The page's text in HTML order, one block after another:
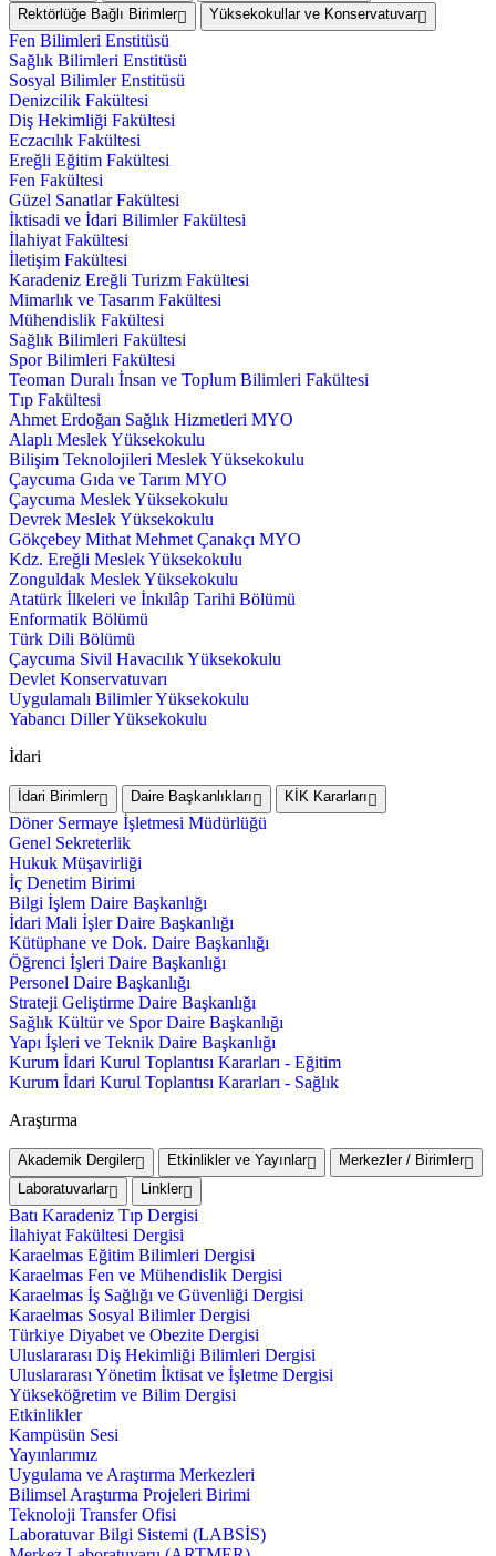
Rektörlüğe Bağlı Birimler
Yüksekokullar ve Konservatuvar
Fen Bilimleri Enstitüsü
Sağlık Bilimleri Enstitüsü
Sosyal Bilimler Enstitüsü
Denizcilik Fakültesi
Diş Hekimliği Fakültesi
Eczacılık Fakültesi
Ereğli Eğitim Fakültesi
Fen Fakültesi
Güzel Sanatlar Fakültesi
İktisadi ve İdari Bilimler Fakültesi
İlahiyat Fakültesi
İletişim Fakültesi
Karadeniz Ereğli Turizm Fakültesi
Mimarlık ve Tasarım Fakültesi
Mühendislik Fakültesi
Sağlık Bilimleri Fakültesi
Spor Bilimleri Fakültesi
Teoman Duralı İnsan ve Toplum Bilimleri Fakültesi
Tıp Fakültesi
Ahmet Erdoğan Sağlık Hizmetleri MYO
Alaplı Meslek Yüksekokulu
Bilişim Teknolojileri Meslek Yüksekokulu
Çaycuma Gıda ve Tarım MYO
Çaycuma Meslek Yüksekokulu
Devrek Meslek Yüksekokulu
Gökçebey Mithat Mehmet Çanakçı MYO
Kdz. Ereğli Meslek Yüksekokulu
Zonguldak Meslek Yüksekokulu
Atatürk İlkeleri ve İnkılâp Tarihi Bölümü
Enformatik Bölümü
Türk Dili Bölümü
Çaycuma Sivil Havacılık Yüksekokulu
Devlet Konservatuvarı
Uygulamalı Bilimler Yüksekokulu
Yabancı Diller Yüksekokulu
İdari
İdari Birimler Daire Başkanlıkları KİK Kararları
Döner Sermaye İşletmesi Müdürlüğü
Genel Sekreterlik
Hukuk Müşavirliği
İç Denetim Birimi
Bilgi İşlem Daire Başkanlığı
İdari Mali İşler Daire Başkanlığı
Kütüphane ve Dok. Daire Başkanlığı
Öğrenci İşleri Daire Başkanlığı
Personel Daire Başkanlığı
Strateji Geliştirme Daire Başkanlığı
Sağlık Kültür ve Spor Daire Başkanlığı
Yapı İşleri ve Teknik Daire Başkanlığı
Kurum İdari Kurul Toplantısı Kararları - Eğitim
Kurum İdari Kurul Toplantısı Kararları - Sağlık
Araştırma
Akademik Dergiler Etkinlikler ve Yayınlar
Merkezler / Birimler
Laboratuvarlar
Linkler
Batı Karadeniz Tıp Dergisi
İlahiyat Fakültesi Dergisi
Karaelmas Eğitim Bilimleri Dergisi
Karaelmas Fen ve Mühendislik Dergisi
Karaelmas İş Sağlığı ve Güvenliği Dergisi
Karaelmas Sosyal Bilimler Dergisi
Türkiye Diyabet ve Obezite Dergisi
Uluslararası Diş Hekimliği Bilimleri Dergisi
Uluslararası Yönetim İktisat ve İşletme Dergisi
Yükseköğretim ve Bilim Dergisi
Etkinlikler
Kampüsün Sesi
Yayınlarımız
Uygulama ve Araştırma Merkezleri
Bilimsel Araştırma Projeleri Birimi
Teknoloji Transfer Ofisi
Laboratuvar Bilgi Sistemi (LABSİS)